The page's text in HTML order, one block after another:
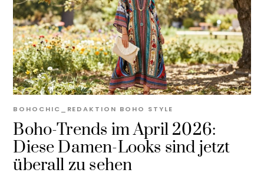
Boho-Trends im April 2026:
Diese Damen-Looks sind jetzt
überall zu sehen
BOHOCHIC_REDAKTION BOHO STYLE